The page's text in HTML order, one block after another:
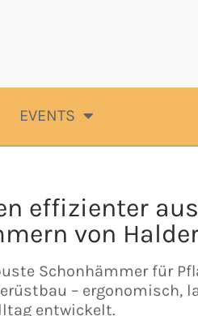
EVENTS
effizienter
von
Schonhämmer für
– ergonomisch,
entwickelt.